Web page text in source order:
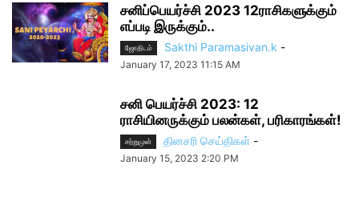
சனிப்பெயர்ச்சி 2023 12ராசிகளுக்கும்
எப்படி இருக்கும்..
ஜோதிடம் Sakthi Paramasivan.k -
January 17, 2023 11:15 AM
சனி பெயர்ச்சி 2023: 12
ராசியினருக்கும் பலன்கள், பரிகாரங்கள்!
சற்றுமுன் தினசரி செய்திகள் -
January 15, 2023 2:20 PM